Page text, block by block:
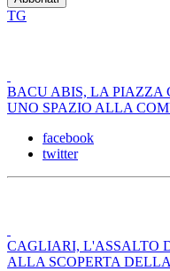
TG
BACU ABIS, LA PIAZZA
UNO SPAZIO ALLA
facebook
twitter
CAGLIARI, L'ASSALTO
ALLA SCOPERTA